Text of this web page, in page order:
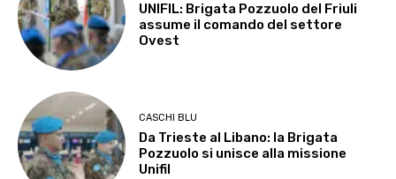
UNIFIL: Brigata Pozzuolo del Friuli
assume il comando del settore
Ovest
CASCHI BLU
Da Trieste al Libano: la Brigata
Pozzuolo si unisce alla missione
Unifil